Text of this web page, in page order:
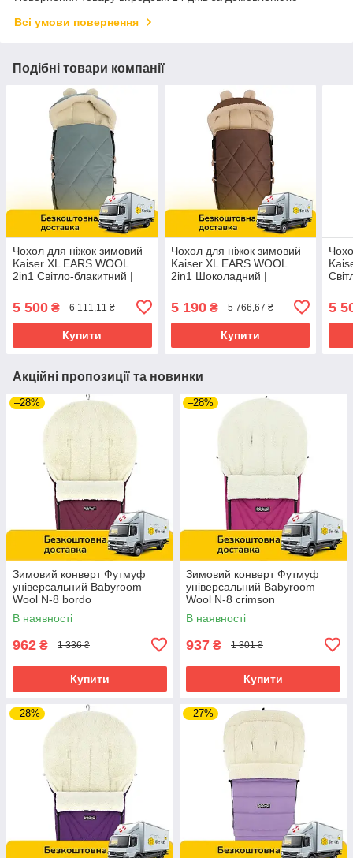
Всі умови повернення
Подібні товари компанії
Чохол для ніжок зимовий
Kaiser XL EARS WOOL
2in1 Світло-блакитний |
5 500 ₴ 6 111,11 ₴
Купити
Чохол для ніжок зимовий
Kaiser XL EARS WOOL
2in1 Шоколадний |
5 190₴ 5 766,67 ₴
Купити
5
Акційні пропозиції та новинки
–28%
Зимовий конверт Футмуф
універсальний Babyroom
Wool N-8 bordo
В наявності
962 ₴ 1 336 ₴
Купити
–28%
Зимовий конверт Футмуф
універсальний Babyroom
Wool N-8 crimson
В наявності
937 ₴ 1 301 ₴
Купити
–28% –27%